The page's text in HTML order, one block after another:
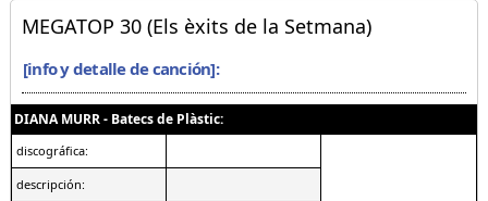
MEGATOP 30 (Els èxits de la Setmana)
[info y detalle de canción]:
DIANA MURR - Batecs de Plàstic:
discográfica:
descripción: